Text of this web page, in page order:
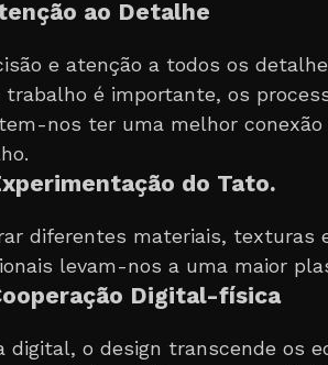
ao Detalhe
e atenção a todos os
trabalho é importante, os
nos ter uma melhor conexão
do Tato.
diferentes materiais, texturas
levam-nos a uma maior
Digital-física
digital, o design transcende os